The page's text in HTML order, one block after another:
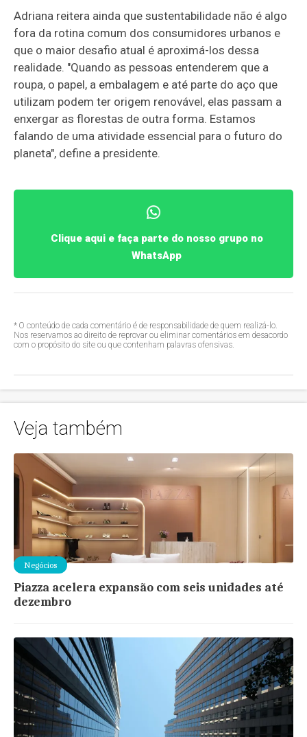
Adriana reitera ainda que sustentabilidade não é algo
fora da rotina comum dos consumidores urbanos e
que o maior desafio atual é aproximá-los dessa
realidade. "Quando as pessoas entenderem que a
roupa, o papel, a embalagem e até parte do aço que
utilizam podem ter origem renovável, elas passam a
enxergar as florestas de outra forma. Estamos
falando de uma atividade essencial para o futuro do
planeta", define a presidente.
Clique aqui e faça parte do nosso grupo no
WhatsApp
* O conteúdo de cada comentário é de responsabilidade de quem realizá-lo.
Nos reservamos ao direito de reprovar ou eliminar comentários em desacordo
com o propósito do site ou que contenham palavras ofensivas.
Veja também
Negócios
Piazza acelera expansão com seis unidades até
dezembro